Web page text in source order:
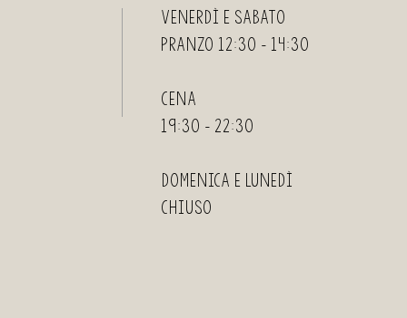
Venerdì e Sabato
Pranzo 12:30 – 14:30
Cena
19:30 – 22:30
Domenica e Lunedì
Chiuso